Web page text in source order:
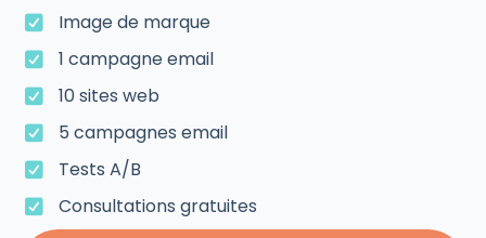
Image de marque
1 campagne email
10 sites web
5 campagnes email
Tests A/B
Consultations gratuites